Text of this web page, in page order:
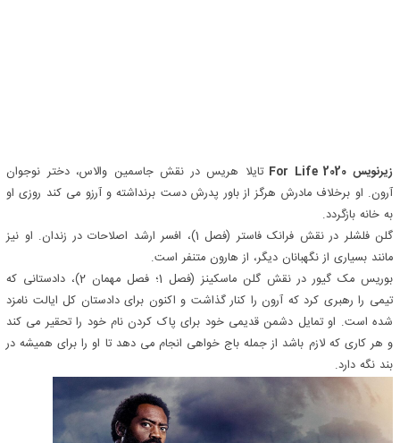
زیرنویس For Life 2020
تایلا هریس در نقش جاسمین والاس، دختر نوجوان
آرون. او برخلاف مادرش هرگز از باور پدرش دست برنداشته و آرزو می کند روزی او
به خانه بازگردد.
گلن فلشلر در نقش فرانک فاستر (فصل 1)، افسر ارشد اصلاحات در زندان. او نیز
مانند بسیاری از نگهبانان دیگر، از هارون متنفر است.
بوریس مک گیور در نقش گلن ماسکینز (فصل 1؛ فصل مهمان 2)، دادستانی که
تیمی را رهبری کرد که آرون را کنار گذاشت و اکنون برای دادستان کل ایالت نامزد
شده است. او تمایل دشمن قدیمی خود برای پاک کردن نام خود را تحقیر می کند
و هر کاری که لازم باشد از جمله باج خواهی انجام می دهد تا او را برای همیشه در
بند نگه دارد.